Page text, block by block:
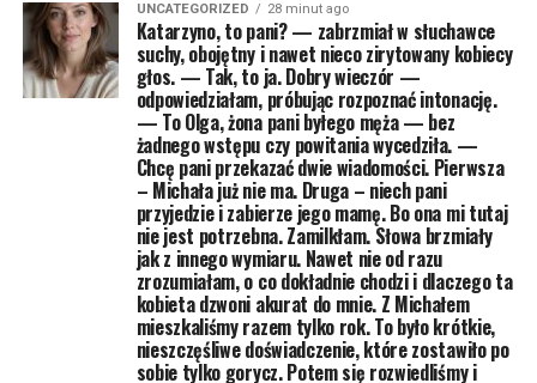
UNCATEGORIZED 28 minut ago
Katarzyno, to pani? — zabrzmiał w słuchawce
suchy, obojętny i nawet nieco zirytowany kobiecy
głos. — Tak, to ja. Dobry wieczór —
odpowiedziałam, próbując rozpoznać intonację.
— To Olga, żona pani byłego męża — bez
żadnego wstępu czy powitania wycedziła. —
Chcę pani przekazać dwie wiadomości. Pierwsza
– Michała już nie ma. Druga – niech pani
przyjedzie i zabierze jego mamę. Bo ona mi tutaj
nie jest potrzebna. Zamilkłam. Słowa brzmiały
jak z innego wymiaru. Nawet nie od razu
zrozumiałam, o co dokładnie chodzi i dlaczego ta
kobieta dzwoni akurat do mnie. Z Michałem
mieszkaliśmy razem tylko rok. To było krótkie,
nieszczęśliwe doświadczenie, które zostawiło po
sobie tylko gorycz. Potem się rozwiedliśmy i